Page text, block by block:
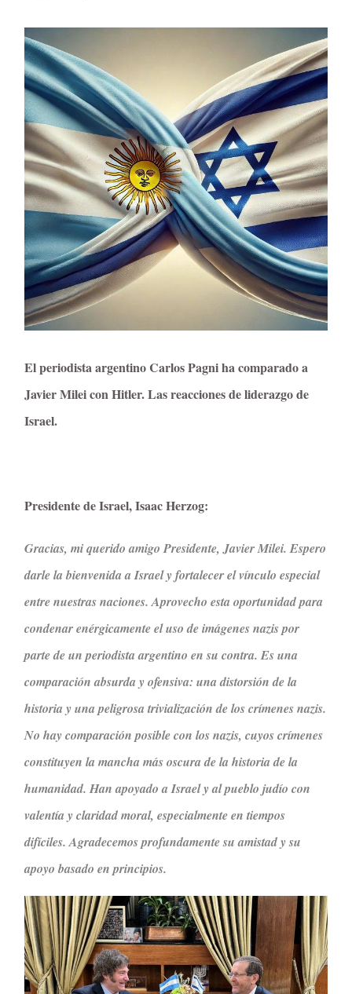
El periodista argentino Carlos Pagni ha comparado a
Javier Milei con Hitler. Las reacciones de liderazgo de
Israel.
Presidente de Israel, Isaac Herzog:
Gracias, mi querido amigo Presidente, Javier Milei. Espero
darle la bienvenida a Israel y fortalecer el vínculo especial
entre nuestras naciones. Aprovecho esta oportunidad para
condenar enérgicamente el uso de imágenes nazis por
parte de un periodista argentino en su contra. Es una
comparación absurda y ofensiva: una distorsión de la
historia y una peligrosa trivialización de los crímenes nazis.
No hay comparación posible con los nazis, cuyos crímenes
constituyen la mancha más oscura de la historia de la
humanidad. Han apoyado a Israel y al pueblo judío con
valentía y claridad moral, especialmente en tiempos
difíciles. Agradecemos profundamente su amistad y su
apoyo basado en principios.